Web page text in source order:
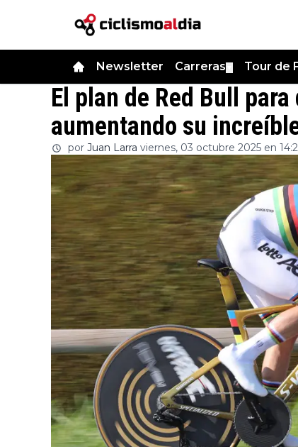
Newsletter Carreras Tour de
El plan de Red Bull
aumentando su
por Juan Larra viernes, 03 octubre 2025 en